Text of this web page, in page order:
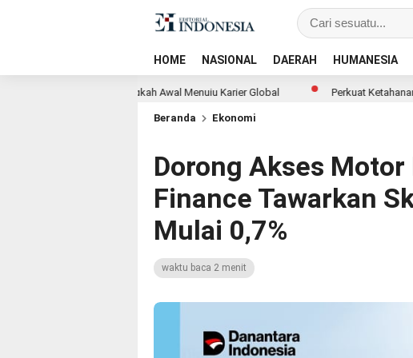
HOME NASIONAL DAERAH HUMANESIA
Langkah Awal Menuju Karier Global Perkuat Ketahanan Pangan dan
Beranda Ekonomi
Dorong Akses Motor
Finance Tawarkan
Mulai 0,7%
waktu baca 2 menit